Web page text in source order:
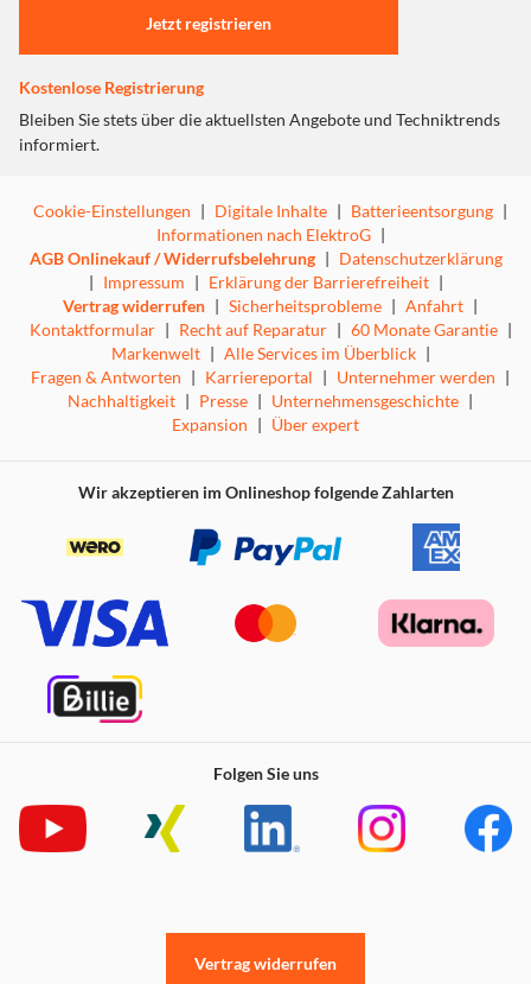
Jetzt registrieren
Kostenlose Registrierung
Bleiben Sie stets über die aktuellsten Angebote und Techniktrends
informiert.
Cookie-Einstellungen | Digitale Inhalte | Batterieentsorgung |
Informationen nach ElektroG |
AGB Onlinekauf / Widerrufsbelehrung | Datenschutzerklärung
| Impressum | Erklärung der Barrierefreiheit |
Vertrag widerrufen | Sicherheitsprobleme | Anfahrt |
Kontaktformular | Recht auf Reparatur | 60 Monate Garantie |
Markenwelt | Alle Services im Überblick |
Fragen & Antworten | Karriereportal | Unternehmer werden |
Nachhaltigkeit | Presse | Unternehmensgeschichte |
Expansion | Über expert
Wir akzeptieren im Onlineshop folgende Zahlarten
Folgen Sie uns
Vertrag widerrufen